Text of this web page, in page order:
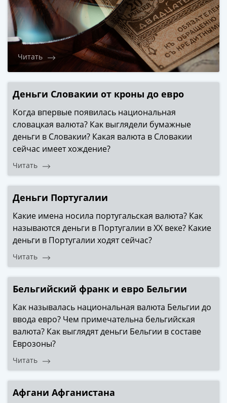
Читать
Деньги Словакии от кроны до евро
Когда впервые появилась национальная
словацкая валюта? Как выглядели бумажные
деньги в Словакии? Какая валюта в Словакии
сейчас имеет хождение?
Читать
Деньги Португалии
Какие имена носила португальская валюта? Как
называются деньги в Португалии в ХХ веке? Какие
деньги в Португалии ходят сейчас?
Читать
Бельгийский франк и евро Бельгии
Как называлась национальная валюта Бельгии до
ввода евро? Чем примечательна бельгийская
валюта? Как выглядят деньги Бельгии в составе
Еврозоны?
Читать
Афгани Афганистана